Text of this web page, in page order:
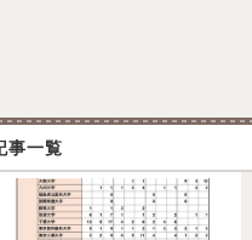
事一覧